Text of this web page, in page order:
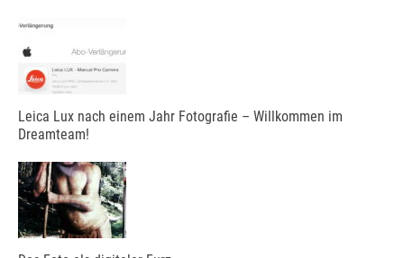
Leica Lux nach einem Jahr Fotografie – Willkommen im
Dreamteam!